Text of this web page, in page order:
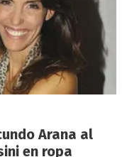
Arana al
en ropa